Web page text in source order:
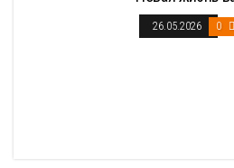
26.05.2026 0